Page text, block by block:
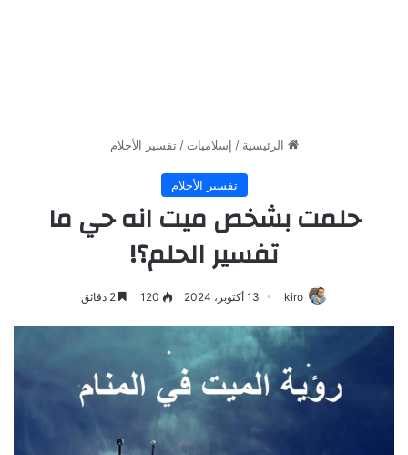
الرئيسية / إسلاميات / تفسير الأحلام
تفسير الأحلام
حلمت بشخص ميت انه حي ما
تفسير الحلم؟!
kiro 13 أكتوبر، 2024 120